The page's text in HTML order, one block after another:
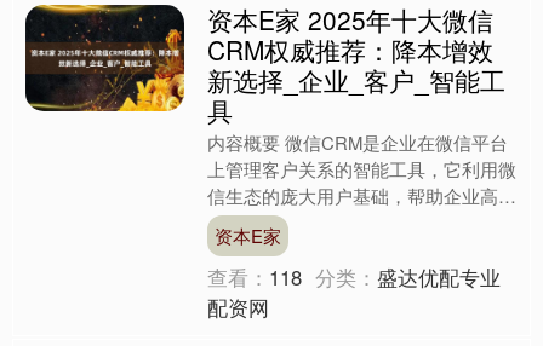
资本E家 2025年十大微信
CRM权威推荐：降本增效
新选择_企业_客户_智能工
具
内容概要 微信CRM是企业在微信平台
上管理客户关系的智能工具，它利用微
信生态的庞大用户基础，帮助企业高效
连接客户。在当前竞争激烈的2025
年，企业迫切需要降本增....
资本E家
查看： 118 分类：盛达优配专业
配资网